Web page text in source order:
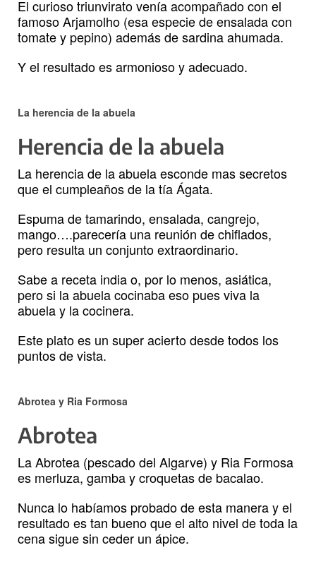
El curioso triunvirato venía acompañado con el
famoso Arjamolho (esa especie de ensalada con
tomate y pepino) además de sardina ahumada.
Y el resultado es armonioso y adecuado.
La herencia de la abuela
Herencia de la abuela
La herencia de la abuela esconde mas secretos
que el cumpleaños de la tía Ágata.
Espuma de tamarindo, ensalada, cangrejo,
mango….parecería una reunión de chiflados,
pero resulta un conjunto extraordinario.
Sabe a receta india o, por lo menos, asiática,
pero si la abuela cocinaba eso pues viva la
abuela y la cocinera.
Este plato es un super acierto desde todos los
puntos de vista.
Abrotea y Ria Formosa
Abrotea
La Abrotea (pescado del Algarve) y Ria Formosa
es merluza, gamba y croquetas de bacalao.
Nunca lo habíamos probado de esta manera y el
resultado es tan bueno que el alto nivel de toda la
cena sigue sin ceder un ápice.